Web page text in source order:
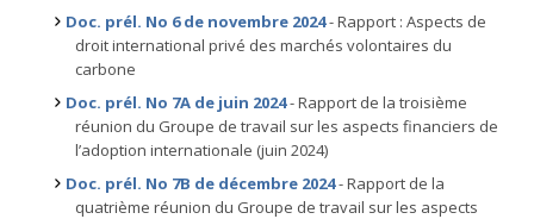
Doc. prél. No 6 de novembre 2024- Rapport : Aspects de
droit international privé des marchés volontaires du
carbone
Doc. prél. No 7A de juin 2024- Rapport de la troisième
réunion du Groupe de travail sur les aspects financiers de
l’adoption internationale (juin 2024)
Doc. prél. No 7B de décembre 2024- Rapport de la
quatrième réunion du Groupe de travail sur les aspects